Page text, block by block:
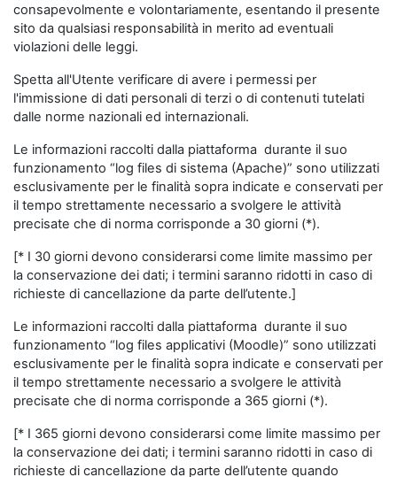
consapevolmente e volontariamente, esentando il presente
sito da qualsiasi responsabilità in merito ad eventuali
violazioni delle leggi.
Spetta all'Utente verificare di avere i permessi per
l'immissione di dati personali di terzi o di contenuti tutelati
dalle norme nazionali ed internazionali.
Le informazioni raccolti dalla piattaforma durante il suo
funzionamento “log files di sistema (Apache)” sono utilizzati
esclusivamente per le finalità sopra indicate e conservati per
il tempo strettamente necessario a svolgere le attività
precisate che di norma corrisponde a 30 giorni (*).
[* I 30 giorni devono considerarsi come limite massimo per
la conservazione dei dati; i termini saranno ridotti in caso di
richieste di cancellazione da parte dell’utente.]
Le informazioni raccolti dalla piattaforma durante il suo
funzionamento “log files applicativi (Moodle)” sono utilizzati
esclusivamente per le finalità sopra indicate e conservati per
il tempo strettamente necessario a svolgere le attività
precisate che di norma corrisponde a 365 giorni (*).
[* I 365 giorni devono considerarsi come limite massimo per
la conservazione dei dati; i termini saranno ridotti in caso di
richieste di cancellazione da parte dell’utente quando